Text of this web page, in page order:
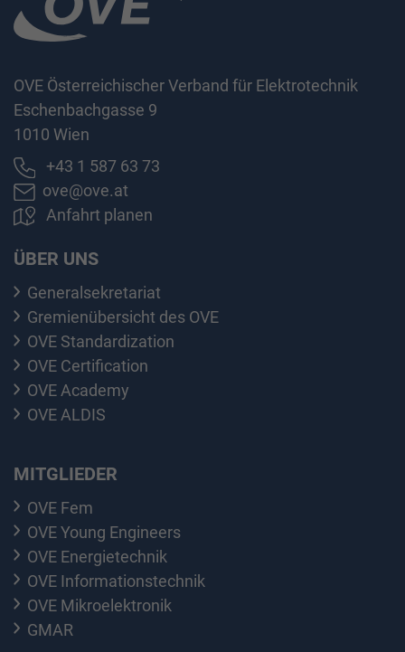
OVE Österreichischer Verband für Elektrotechnik
Eschenbachgasse 9
1010 Wien
+43 1 587 63 73
ove@ove.at
Anfahrt planen
ÜBER UNS
Generalsekretariat
Gremienübersicht des OVE
OVE Standardization
OVE Certification
OVE Academy
OVE ALDIS
MITGLIEDER
OVE Fem
OVE Young Engineers
OVE Energietechnik
OVE Informationstechnik
OVE Mikroelektronik
GMAR